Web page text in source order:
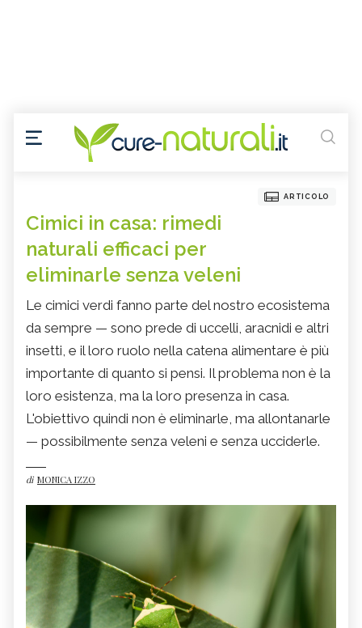
ARTICOLO
Cimici in casa: rimedi
naturali efficaci per
eliminarle senza veleni
Le cimici verdi fanno parte del nostro ecosistema
da sempre — sono prede di uccelli, aracnidi e altri
insetti, e il loro ruolo nella catena alimentare è più
importante di quanto si pensi. Il problema non è la
loro esistenza, ma la loro presenza in casa.
L'obiettivo quindi non è eliminarle, ma allontanarle
— possibilmente senza veleni e senza ucciderle.
di MONICA IZZO